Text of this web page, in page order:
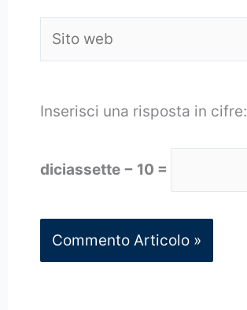
web
Inserisci una risposta in cifre:
diciassette − 10 =